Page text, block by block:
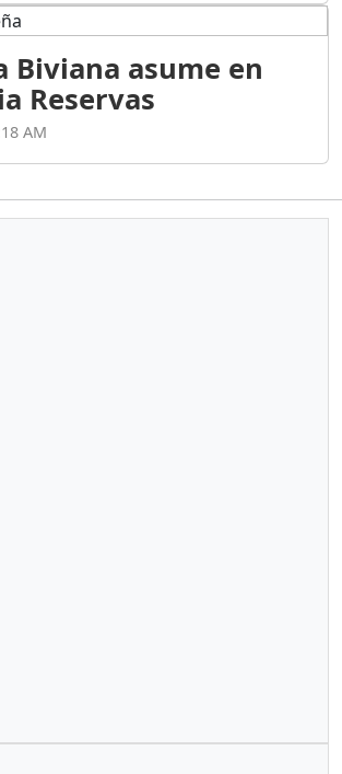
Biviana asume en
Reservas
AM